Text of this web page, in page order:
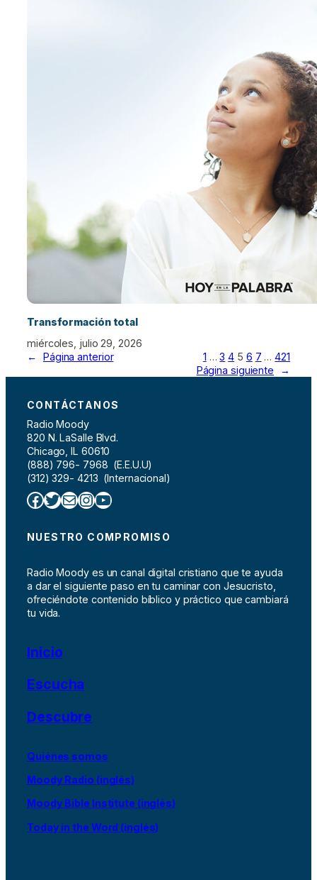
Transformación total
miércoles, julio 29, 2026
←
Página anterior 1 … 3 4 5 6 7 … 421
Página siguiente
→
CONTÁCTANOS
Radio Moody
820 N. LaSalle Blvd.
Chicago, IL 60610
(888) 796- 7968 (E.E.U.U)
(312) 329- 4213 (Internacional)
Facebook Twitter Correo electrónico InstagramYouTube
NUESTRO COMPROMISO
Radio Moody es un canal digital cristiano que te ayuda
a dar el siguiente paso en tu caminar con Jesucristo,
ofreciéndote contenido bíblico y práctico que cambiará
tu vida.
Inicio
Escucha
Descubre
Quiénes somos
Moody Radio (inglés)
Moody Bible Institute (inglés)
Today in the Word (inglés)